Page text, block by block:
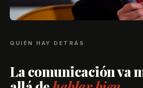
QUIÉN HAY DETRÁS
La comunicación va